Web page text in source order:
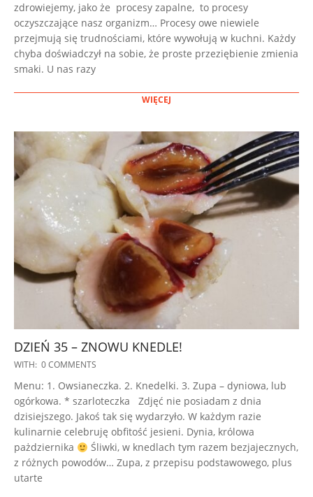
zdrowiejemy, jako że procesy zapalne, to procesy
oczyszczające nasz organizm… Procesy owe niewiele
przejmują się trudnościami, które wywołują w kuchni. Każdy
chyba doświadczył na sobie, że proste przeziębienie zmienia
smaki. U nas razy
WIĘCEJ
DZIEŃ 35 – ZNOWU KNEDLE!
2022-
27
WITH: 0 COMMENTS
Menu: 1. Owsianeczka. 2. Knedelki. 3. Zupa – dyniowa, lub
ogórkowa. * szarloteczka Zdjęć nie posiadam z dnia
dzisiejszego. Jakoś tak się wydarzyło. W każdym razie
kulinarnie celebruję obfitość jesieni. Dynia, królowa
pażdziernika
Śliwki, w knedlach tym razem bezjajecznych,
z różnych powodów… Zupa, z przepisu podstawowego, plus
utarte